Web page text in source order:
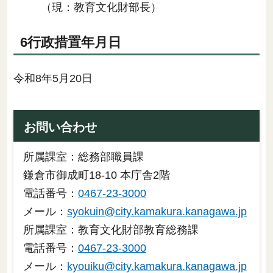
（現：教育文化財部長）
6行政措置年月日
令和8年5月20日
お問い合わせ
所属課室：総務部職員課
鎌倉市御成町18-10 本庁舎2階
電話番号： 0467-23-3000
メール： syokuin@city.kamakura.kanagawa.jp
所属課室：教育文化財部教育総務課
電話番号： 0467-23-3000
メール： kyouiku@city.kamakura.kanagawa.jp